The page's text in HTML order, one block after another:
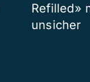
Refilled»
unsicher